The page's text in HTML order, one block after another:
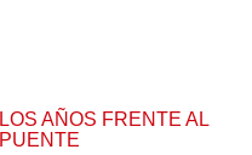
LOS AÑOS FRENTE AL
PUENTE